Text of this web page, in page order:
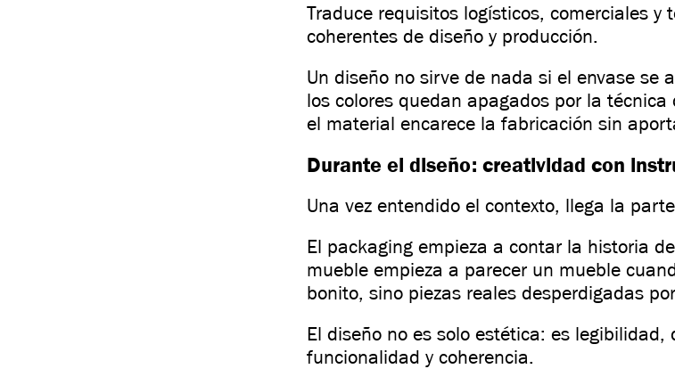
Traduce requisitos logísticos, comerciales y
coherentes de diseño y producción.
Un diseño no sirve de nada si el envase se
los colores quedan apagados por la
el material encarece la fabricación sin
Durante el diseño: creatividad con
Una vez entendido el contexto, llega la
El packaging empieza a contar la historia
mueble empieza a parecer un mueble
bonito, sino piezas reales desperdigadas
El diseño no es solo estética: es legibilidad,
funcionalidad y coherencia.